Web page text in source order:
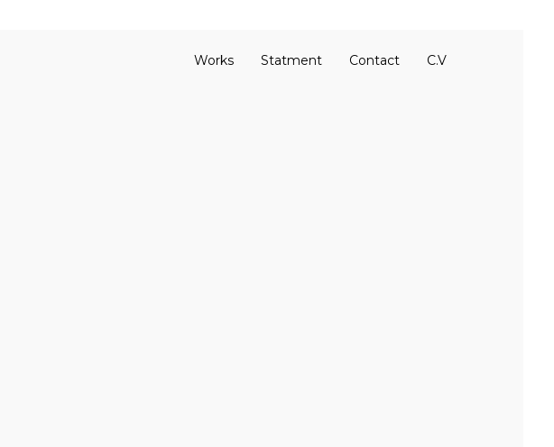
Works Statment Contact C.V